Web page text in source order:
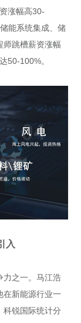
涨幅高30-
能系统集成、储
师跳槽薪资涨幅
50-100%。
入
力之一。马江浩
在新能源行业一
科锐国际统计分